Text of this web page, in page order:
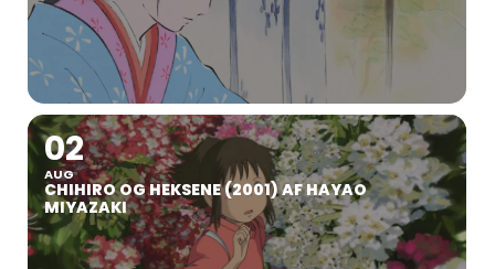
02
AUG
CHIHIRO OG HEKSENE (2001) AF HAYAO
MIYAZAKI